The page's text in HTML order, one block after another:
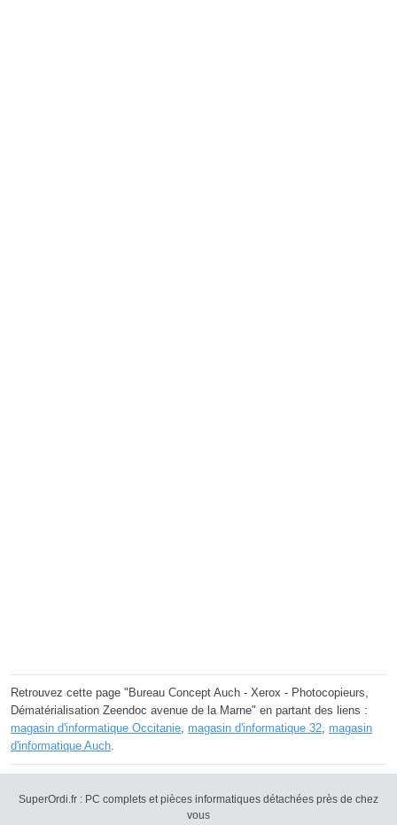
Retrouvez cette page "Bureau Concept Auch - Xerox - Photocopieurs,
Dématérialisation Zeendoc avenue de la Marne" en partant des liens :
magasin d'informatique Occitanie, magasin d'informatique 32, magasin
d'informatique Auch.
SuperOrdi.fr : PC complets et pièces informatiques détachées près de chez
vous